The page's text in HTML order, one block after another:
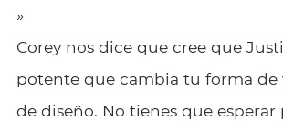
»
Corey nos dice que cree que
potente que cambia tu forma de
de diseño. No tienes que esperar